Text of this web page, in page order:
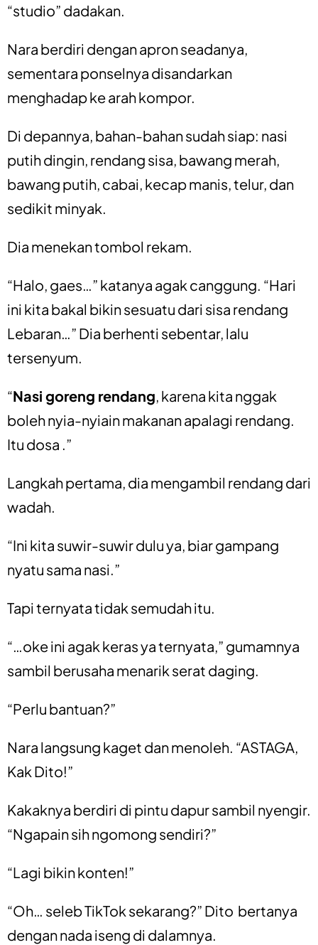
“studio” dadakan.
Nara berdiri dengan apron seadanya,
sementara ponselnya disandarkan
menghadap ke arah kompor.
Di depannya, bahan-bahan sudah siap: nasi
putih dingin, rendang sisa, bawang merah,
bawang putih, cabai, kecap manis, telur, dan
sedikit minyak.
Dia menekan tombol rekam.
“Halo, gaes…” katanya agak canggung. “Hari
ini kita bakal bikin sesuatu dari sisa rendang
Lebaran…” Dia berhenti sebentar, lalu
tersenyum.
“Nasi goreng rendang, karena kita nggak
boleh nyia-nyiain makanan apalagi rendang.
Itu dosa .”
Langkah pertama, dia mengambil rendang dari
wadah.
“Ini kita suwir-suwir dulu ya, biar gampang
nyatu sama nasi.”
Tapi ternyata tidak semudah itu.
“…oke ini agak keras ya ternyata,” gumamnya
sambil berusaha menarik serat daging.
“Perlu bantuan?”
Nara langsung kaget dan menoleh. “ASTAGA,
Kak Dito!”
Kakaknya berdiri di pintu dapur sambil nyengir.
“Ngapain sih ngomong sendiri?”
“Lagi bikin konten!”
“Oh… seleb TikTok sekarang?” Dito bertanya
dengan nada iseng di dalamnya.